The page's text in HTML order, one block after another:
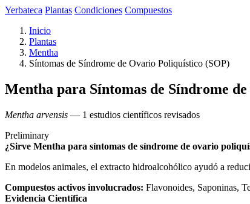
Yerbateca Plantas Condiciones Compuestos
Inicio
Plantas
Mentha
Síntomas de Síndrome de Ovario Poliquístico (SOP)
Mentha para Síntomas de Síndrome
Mentha arvensis — 1 estudios científicos revisados
Preliminary
¿Sirve Mentha para síntomas de síndrome de ovario
En modelos animales, el extracto hidroalcohólico ayudó a
Compuestos activos involucrados: Flavonoides, Saponinas,
Evidencia Científica